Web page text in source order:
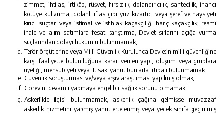
zimmet, ihtilas, irtikâp, rüşvet, hırsızlık, dolandırıcılık, sahtecilik, inancı
kötüye kullanma, dolanlı iflas gibi yüz kızartıcı veya şeref ve haysiyeti
kırıcı suçtan veya istimal ve istihlak kaçakçılığı hariç kaçakçılık, resmî
ihale ve alım satımlara fesat karıştırma, Devlet sırlarını açığa vurma
suçlarından dolayı hükümlü bulunmamak,
Terör örgütlerine veya Milli Güvenlik Kurulunca Devletin milli güvenliğine
karşı faaliyette bulunduğuna karar verilen yapı, oluşum veya gruplara
üyeliği, mensubiyeti veya iltisakı yahut bunlarla irtibatı bulunmamak.
Güvenlik soruşturması ve/veya arşiv araştırması yapılmış olmak,
Görevini devamlı yapmaya engel bir sağlık sorunu olmamak.
Askerlikle ilgisi bulunmamak, askerlik çağına gelmişse muvazzaf
askerlik hizmetini yapmış yahut ertelenmiş veya yedek sınıfa geçirilmiş